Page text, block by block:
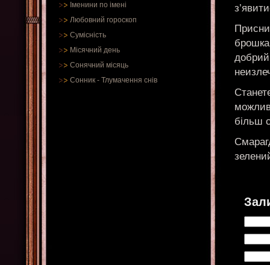
Іменини по імені
Любовний гороскоп
Сумісність
Місячний день
Сонячний місяць
Сонник - Тлумачення снів
більш